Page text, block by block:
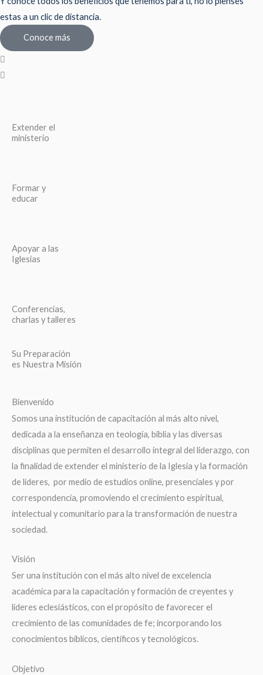
estas a un clic de distancia.
Conoce más
Extender el
ministerio
Formar y
educar
Apoyar a las
Iglesias
Conferencias,
charlas y talleres
Su Preparación
es Nuestra Misión
Bienvenido
Somos una institución de capacitación al más alto nivel,
dedicada a la enseñanza en teología, biblia y las diversas
disciplinas que permiten el desarrollo integral del liderazgo, con
la finalidad de extender el ministerio de la Iglesia y la formación
de líderes, por medio de estudios online, presenciales y por
correspondencia, promoviendo el crecimiento espiritual,
intelectual y comunitario para la transformación de nuestra
sociedad.
Visión
Ser una institución con el más alto nivel de excelencia
académica para la capacitación y formación de creyentes y
líderes eclesiásticos, con el propósito de favorecer el
crecimiento de las comunidades de fe; incorporando los
conocimientos bíblicos, científicos y tecnológicos.
Objetivo